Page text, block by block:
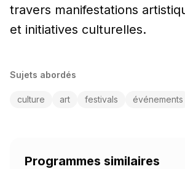
travers manifestations
et initiatives culturelles.
Sujets abordés
culture art festivals événements
Programmes similaires